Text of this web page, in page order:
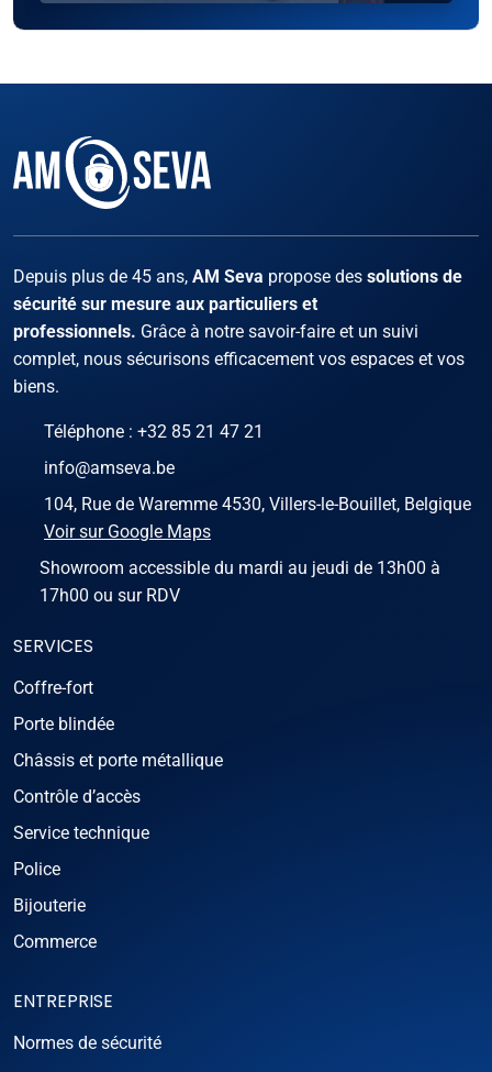
Depuis plus de 45 ans, AM Seva propose des solutions de
sécurité sur mesure aux particuliers et
professionnels. Grâce à notre savoir-faire et un suivi
complet, nous sécurisons efficacement vos espaces et vos
biens.
Téléphone : +32 85 21 47 21
info@amseva.be
104, Rue de Waremme 4530, Villers-le-Bouillet, Belgique
Voir sur Google Maps
Showroom accessible du mardi au jeudi de 13h00 à
17h00 ou sur RDV
SERVICES
Coffre-fort
Porte blindée
Châssis et porte métallique
Contrôle d’accès
Service technique
Police
Bijouterie
Commerce
ENTREPRISE
Normes de sécurité